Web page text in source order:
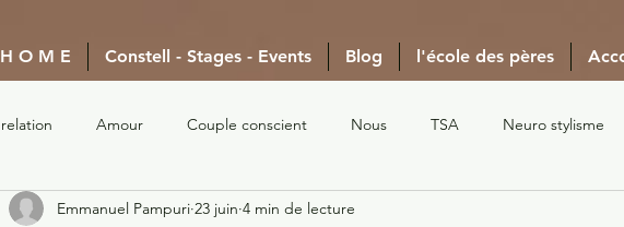
H O M E Constell - Stages - Events Blog l'école des pères
relation Amour Couple conscient Nous TSA Neuro stylisme
Emmanuel Pampuri 23 juin 4 min de lecture